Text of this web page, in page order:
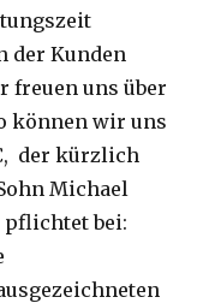
der Kunden
freuen uns über
können wir uns
der kürzlich
Michael
pflichtet bei: